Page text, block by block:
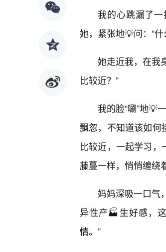
我的心跳漏了
她，紧张地💡问：“
她走近我，在我
比较近？”
我的脸“唰”地💡
飘忽，不知道该如何
比较近，一起学习
藤蔓一样，悄悄缠绕
妈妈深吸一口气
异性产🏭生好感，
情。”